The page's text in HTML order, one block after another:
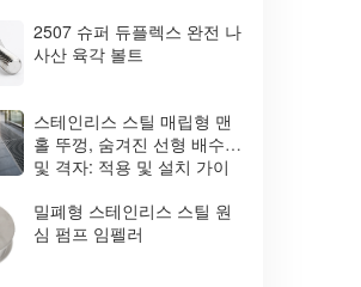
2507 슈퍼 듀플렉스 완전 나
사산 육각 볼트
스테인리스 스틸 매립형 맨
홀 뚜껑, 숨겨진 선형 배수구
및 격자: 적용 및 설치 가이
밀폐형 스테인리스 스틸 원
심 펌프 임펠러